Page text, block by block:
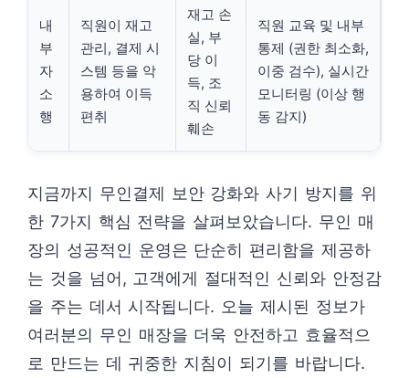
내
부
자
소
행
직원이 재고
관리, 결제 시
스템 등을 악
용하여 이득
편취
재고 손
실, 부
당 이
득, 조
직 신뢰
훼손
직원 교육 및 내부
통제 (권한 최소화,
이중 검수), 실시간
모니터링 (이상 행
동 감지)
지금까지 무인결제 보안 강화와 사기 방지를 위
한 7가지 핵심 전략을 살펴보았습니다. 무인 매
장의 성공적인 운영은 단순히 편리함을 제공하
는 것을 넘어, 고객에게 절대적인 신뢰와 안정감
을 주는 데서 시작됩니다. 오늘 제시된 정보가
여러분의 무인 매장을 더욱 안전하고 효율적으
로 만드는 데 귀중한 지침이 되기를 바랍니다.